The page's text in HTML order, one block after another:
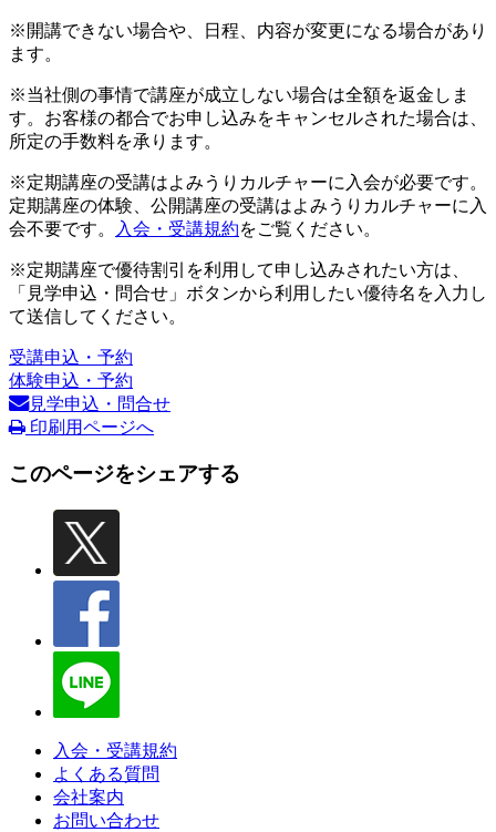
※開講できない場合や、日程、内容が変更になる場合があり
ます。
※当社側の事情で講座が成立しない場合は全額を返金しま
す。お客様の都合でお申し込みをキャンセルされた場合は、
所定の手数料を承ります。
※定期講座の受講はよみうりカルチャーに入会が必要です。
定期講座の体験、公開講座の受講はよみうりカルチャーに入
会不要です。
入会・受講規約をご覧ください。
※定期講座で優待割引を利用して申し込みされたい方は、
「見学申込・問合せ」ボタンから利用したい優待名を入力し
て送信してください。
受講申込・予約
体験申込・予約
見学申込・問合せ
印刷用ページへ
このページをシェアする
入会・受講規約
よくある質問
会社案内
お問い合わせ